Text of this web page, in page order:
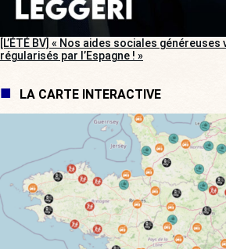
[L’ÉTÉ BV] « Nos aides sociales
régularisés par l’Espagne ! »
LA CARTE INTERACTIVE